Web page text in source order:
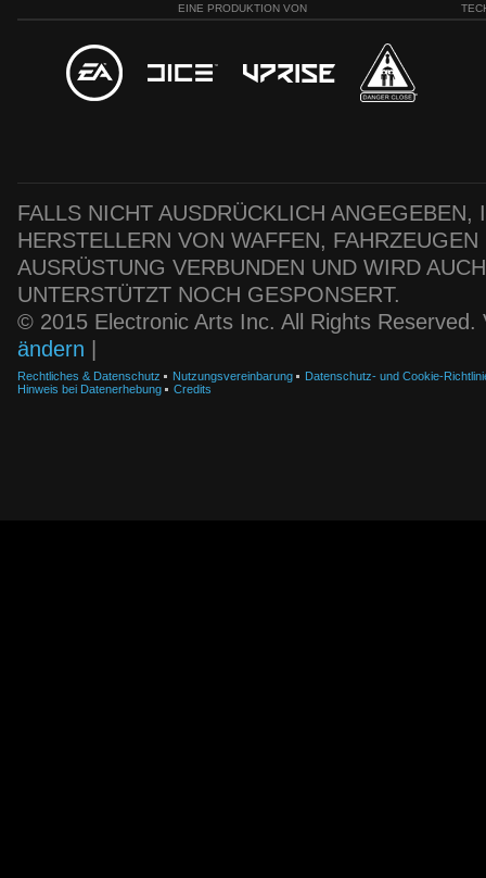
EINE PRODUKTION VON
FALLS NICHT AUSDRÜCKLICH
HERSTELLERN VON WAFFEN,
AUSRÜSTUNG VERBUNDEN UND WIRD
UNTERSTÜTZT NOCH GESPONSERT.
© 2015 Electronic Arts Inc. All Rights
ändern
Rechtliches & Datenschutz Nutzungsvereinbarung
Datenschutz- und Cookie-
Hinweis bei Datenerhebung
Credits